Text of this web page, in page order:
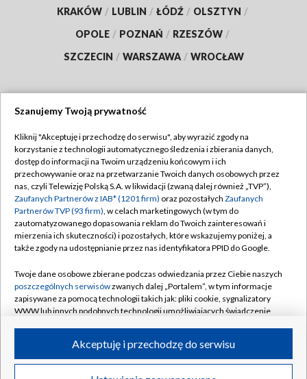
KRAKÓW / LUBLIN / ŁÓDŹ / OLSZTYN /
OPOLE / POZNAŃ / RZESZÓW /
SZCZECIN / WARSZAWA / WROCŁAW
TVP
Abonament TVP
Emisja w TVP
Centrum informacji TVP
Naziemna Telewizja Cyfrowa
Rada Programowa
System NOS
Informacje o nadawcy
Program dla prasy
Regulamin TVP
Polityka prywatności
Moje zgody
Pomoc
Kontakt
Kanały
©2026 Telewizja Polska S.A. w likwidacji
Szanujemy Twoją prywatność
Kliknij "Akceptuję i przechodzę do serwisu", aby wyrazić zgody na
korzystanie z technologii automatycznego śledzenia i zbierania danych,
dostęp do informacji na Twoim urządzeniu końcowym i ich
przechowywanie oraz na przetwarzanie Twoich danych osobowych przez
nas, czyli Telewizję Polską S.A. w likwidacji (zwaną dalej również „TVP”),
Zaufanych Partnerów z IAB* (1201 firm) oraz pozostałych Zaufanych
Partnerów TVP (93 firm), w celach marketingowych (w tym do
zautomatyzowanego dopasowania reklam do Twoich zainteresowań i
mierzenia ich skuteczności) i pozostałych, które wskazujemy poniżej, a
także zgody na udostępnianie przez nas identyfikatora PPID do Google.
Twoje dane osobowe zbierane podczas odwiedzania przez Ciebie naszych
poszczególnych serwisówzwanych dalej „Portalem”, w tym informacje
zapisywane za pomocą technologii takich jak: pliki cookie, sygnalizatory
WWW lub innych podobnych technologii umożliwiających świadczenie
ruchu w Internecie.
Twoje dane osobowe zbierane podczas odwiedzania przez Ciebie
Akceptuję i przechodzę do serwisu